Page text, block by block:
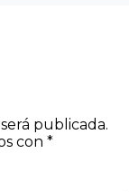
publicada.
con *